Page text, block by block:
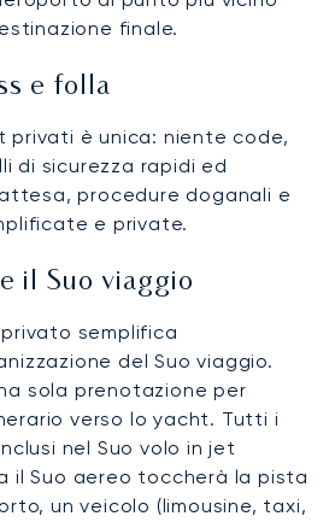
finale.
e folla
privati è unica: niente code,
di sicurezza rapidi ed
procedure doganali e
e private.
il Suo viaggio
semplifica
del Suo viaggio.
sola prenotazione per
verso lo yacht. Tutti i
nel Suo volo in jet
il Suo aereo toccherà la pista
un veicolo (limousine, taxi,